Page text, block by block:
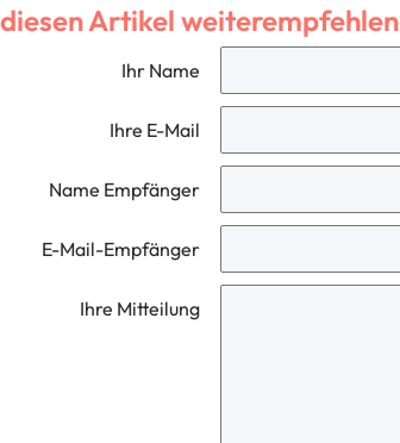
diesen Artikel weiterempfehlen
Ihr Name
Ihre E-Mail
Name Empfänger
E-Mail-Empfänger
Ihre Mitteilung